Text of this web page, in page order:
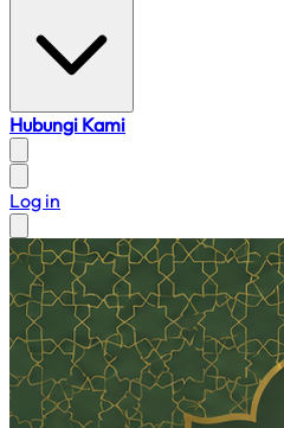
Hubungi Kami
Log in